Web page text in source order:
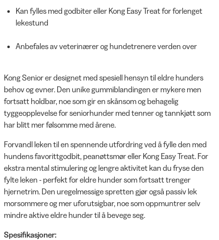
Kan fylles med godbiter eller Kong Easy Treat for forlenget
lekestund
Anbefales av veterinærer og hundetrenere verden over
Kong Senior er designet med spesiell hensyn til eldre hunders
behov og evner. Den unike gummiblandingen er mykere men
fortsatt holdbar, noe som gir en skånsom og behagelig
tyggeopplevelse for seniorhunder med tenner og tannkjøtt som
har blitt mer følsomme med årene.
Forvandl leken til en spennende utfordring ved å fylle den med
hundens favorittgodbit, peanøttsmør eller Kong Easy Treat. For
ekstra mental stimulering og lengre aktivitet kan du fryse den
fylte leken - perfekt for eldre hunder som fortsatt trenger
hjernetrim. Den uregelmessige spretten gjør også passiv lek
morsommere og mer uforutsigbar, noe som oppmuntrer selv
mindre aktive eldre hunder til å bevege seg.
Spesifikasjoner: